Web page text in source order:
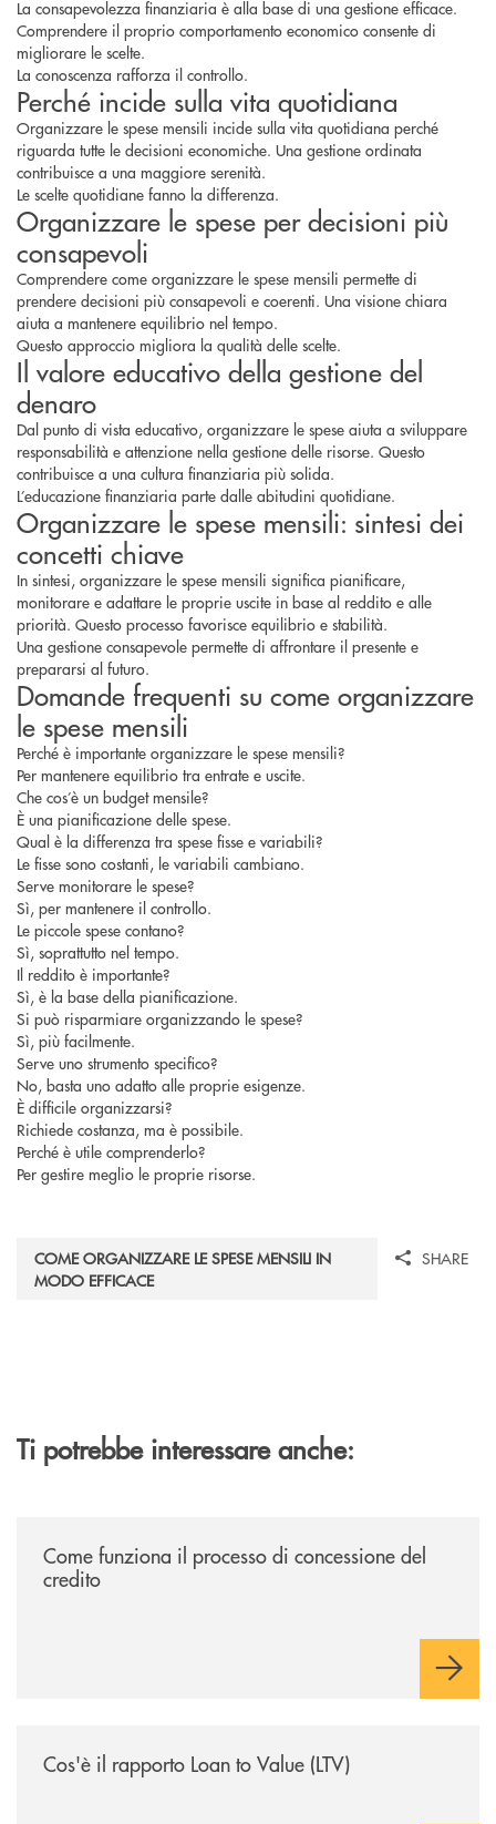
La consapevolezza finanziaria è alla base di una gestione efficace.
Comprendere il proprio comportamento economico consente di
migliorare le scelte.
La conoscenza rafforza il controllo.
Perché incide sulla vita quotidiana
Organizzare le spese mensili incide sulla vita quotidiana perché
riguarda tutte le decisioni economiche. Una gestione ordinata
contribuisce a una maggiore serenità.
Le scelte quotidiane fanno la differenza.
Organizzare le spese per decisioni più
consapevoli
Comprendere come organizzare le spese mensili permette di
prendere decisioni più consapevoli e coerenti. Una visione chiara
aiuta a mantenere equilibrio nel tempo.
Questo approccio migliora la qualità delle scelte.
Il valore educativo della gestione del
denaro
Dal punto di vista educativo, organizzare le spese aiuta a sviluppare
responsabilità e attenzione nella gestione delle risorse. Questo
contribuisce a una cultura finanziaria più solida.
L’educazione finanziaria parte dalle abitudini quotidiane.
Organizzare le spese mensili: sintesi dei
concetti chiave
In sintesi, organizzare le spese mensili significa pianificare,
monitorare e adattare le proprie uscite in base al reddito e alle
priorità. Questo processo favorisce equilibrio e stabilità.
Una gestione consapevole permette di affrontare il presente e
prepararsi al futuro.
Domande frequenti su come organizzare
le spese mensili
Perché è importante organizzare le spese mensili?
Per mantenere equilibrio tra entrate e uscite.
Che cos’è un budget mensile?
È una pianificazione delle spese.
Qual è la differenza tra spese fisse e variabili?
Le fisse sono costanti, le variabili cambiano.
Serve monitorare le spese?
Sì, per mantenere il controllo.
Le piccole spese contano?
Sì, soprattutto nel tempo.
Il reddito è importante?
Sì, è la base della pianificazione.
Si può risparmiare organizzando le spese?
Sì, più facilmente.
Serve uno strumento specifico?
No, basta uno adatto alle proprie esigenze.
È difficile organizzarsi?
Richiede costanza, ma è possibile.
Perché è utile comprenderlo?
Per gestire meglio le proprie risorse.
COME ORGANIZZARE LE SPESE MENSILI IN
MODO EFFICACE
SHARE
Ti potrebbe interessare anche:
Come funziona il processo di concessione del
credito
Cos'è il rapporto Loan to Value (LTV)